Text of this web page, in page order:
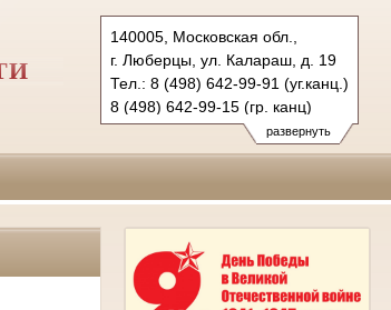
развернуть
140005, Московская обл.,
г. Люберцы, ул. Калараш, д. 19
Тел.: 8 (498) 642-99-91 (уг.канц.)
8 (498) 642-99-15 (гр. канц)
luberetzy.mo@sudrf.ru